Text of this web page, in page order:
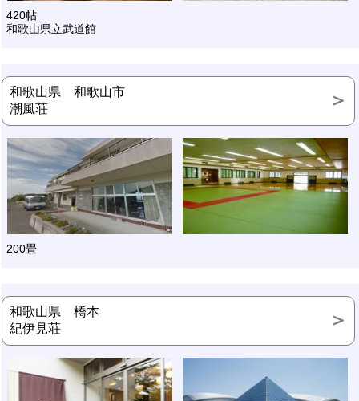
420帖
和歌山県立武道館
和歌山県 和歌山市
潮風荘
200畳
和歌山県 橋本
紀伊見荘